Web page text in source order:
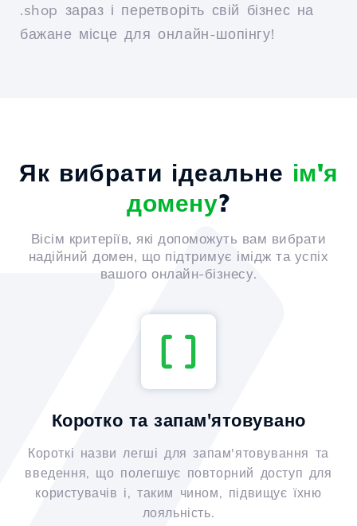
.shop зараз і перетворіть свій бізнес на
бажане місце для онлайн-шопінгу!
Як вибрати ідеальне ім'я
домену?
Вісім критеріїв, які допоможуть вам вибрати
надійний домен, що підтримує імідж та успіх
вашого онлайн-бізнесу.
Коротко та запам'ятовувано
Короткі назви легші для запам'ятовування та
введення, що полегшує повторний доступ для
користувачів і, таким чином, підвищує їхню
лояльність.